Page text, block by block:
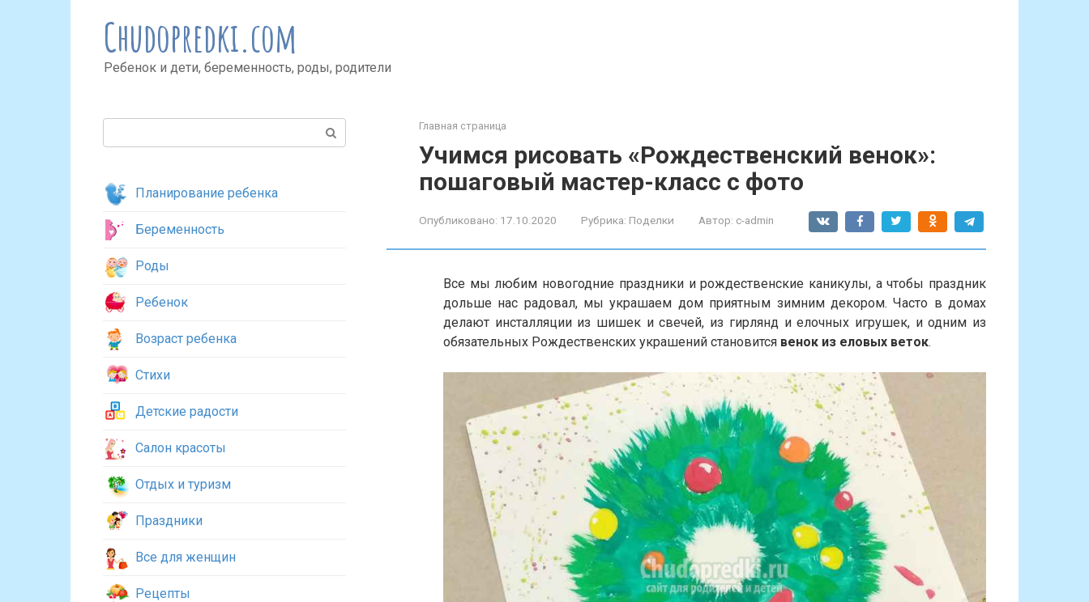
Chudopredki.com
Ребенок и дети, беременность, роды, родители
Главная страница
Учимся рисовать «Рождественский венок»:
пошаговый мастер-класс с фото
Опубликовано: 17.10.2020 Рубрика: Поделки Автор: c-admin
Все мы любим новогодние праздники и рождественские каникулы, а чтобы праздник
дольше нас радовал, мы украшаем дом приятным зимним декором. Часто в домах
делают инсталляции из шишек и свечей, из гирлянд и елочных игрушек, и одним из
обязательных Рождественских украшений становится венок из еловых веток.
Планирование ребенка
Беременность
Роды
Ребенок
Возраст ребенка
Стихи
Детские радости
Салон красоты
Отдых и туризм
Праздники
Все для женщин
Рецепты